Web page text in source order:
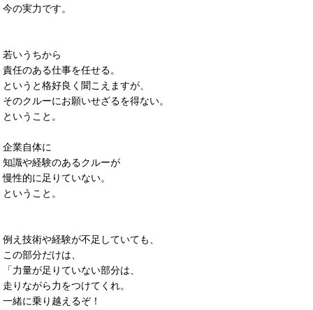
今の実力です。
若いうちから
責任のある仕事を任せる。
というと格好良く聞こえますが、
そのクルーにお願いせざるを得ない。
ということ。
企業自体に
知識や経験のあるクルーが
慢性的に足りていない。
ということ。
例え技術や経験が不足していても、
この部分だけは、
「力量が足りていない部分は、
走りながら力をつけてくれ。
一緒に乗り越えるぞ！